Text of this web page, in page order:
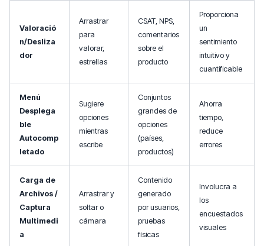
Valoració
n/Desliza
dor
Arrastrar
para
valorar,
estrellas
CSAT, NPS,
comentarios
sobre el
producto
Proporciona
un
sentimiento
intuitivo y
cuantificable
Menú
Desplega
ble
Autocomp
letado
Sugiere
opciones
mientras
escribe
Conjuntos
grandes de
opciones
(países,
productos)
Ahorra
tiempo,
reduce
errores
Carga de
Archivos /
Captura
Multimedi
a
Arrastrar y
soltar o
cámara
Contenido
generado
por usuarios,
pruebas
físicas
Involucra a
los
encuestados
visuales